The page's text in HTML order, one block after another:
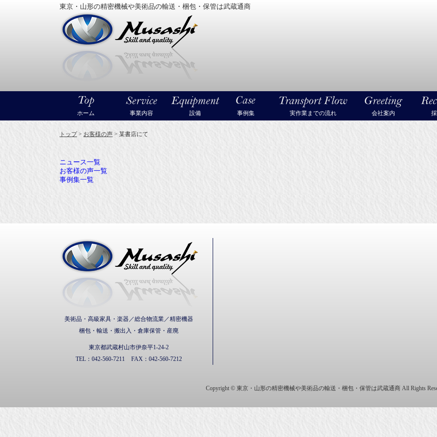
東京・山形の精密機械や美術品の輸送・梱包・保管は武蔵通商
ホーム 事業内容 設備 事例集 実作業までの流れ 会社案内
トップ> お客様の声 > 某書店にて
ニュース一覧
お客様の声一覧
事例集一覧
美術品・高級家具・楽器／総合物流業／精密機器
梱包・輸送・搬出入・倉庫保管・産廃
東京都武蔵村山市伊奈平1-24-2
TEL： 042-560-7211 FAX： 042-560-7212
Copyright © 東京・山形の精密機械や美術品の輸送・梱包・保管は武蔵通商 All Rights